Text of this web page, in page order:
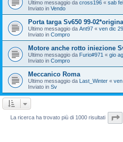
Ultimo messaggio da cross196 « sab
Inviato in Vendo
Porta targa Sv650 99-
Ultimo messaggio da Ant97 « ven dic
Inviato in Compro
Motore anche rotto iniezione
Ultimo messaggio da Furio#971 « gio
Inviato in Compro
Meccanico Roma
Ultimo messaggio da Last_Winter «
Inviato in Sv
La ricerca ha trovato più di 1000 risultati